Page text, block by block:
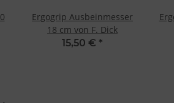
Ergogrip Ausbeinmesser
18 cm von F. Dick
15,50 € *